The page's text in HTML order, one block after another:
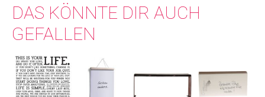
Jahren wurde aus den Marktfahrern bald ein kleines
Grosshandelsunternehmen.
DAS KÖNNTE DIR AUCH
GEFALLEN